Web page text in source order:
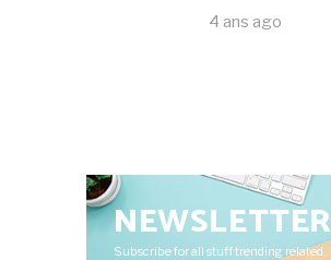
4 ans ago
NEWSLETTER
Subscribe for all stuff trending related.